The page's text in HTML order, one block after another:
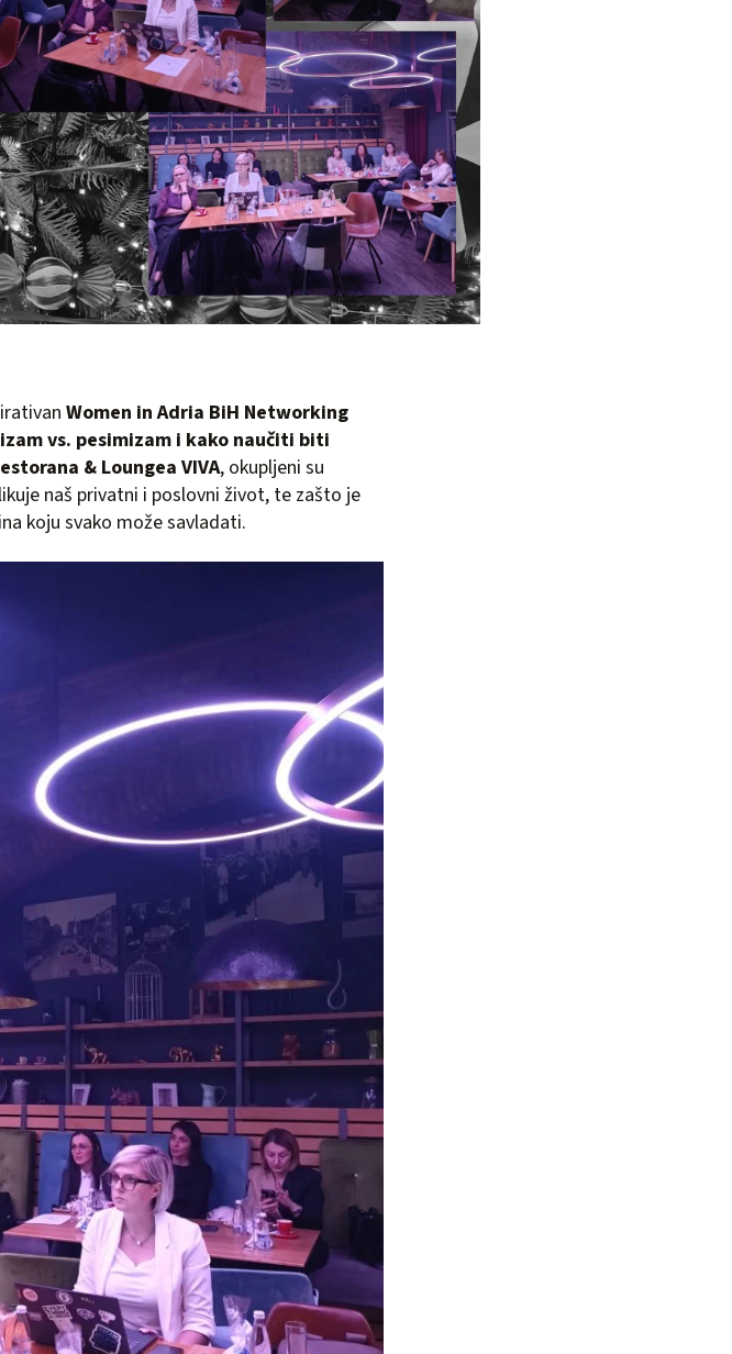
Women in Adria BiH Networking
vs. pesimizam i kako naučiti biti
& Loungea VIVA, okupljeni su
naš privatni i poslovni život, te zašto je
koju svako može savladati.